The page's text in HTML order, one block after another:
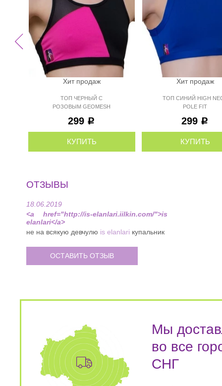
Хит продаж
ТОП ЧЕРНЫЙ С
РОЗОВЫМ GEOMESH
299 Р
КУПИТЬ
Хит продаж
ТОП СИНИЙ HIGH
POLE FIT
299 Р
КУПИТЬ
ОТЗЫВЫ
18.06.2019
<a href="http://is-elanlari.iilkin.com/">is
elanlari</a>
не на всякую девчулю is elanlari купальник
ОСТАВИТЬ ОТЗЫВ
Мы
во все
СНГ